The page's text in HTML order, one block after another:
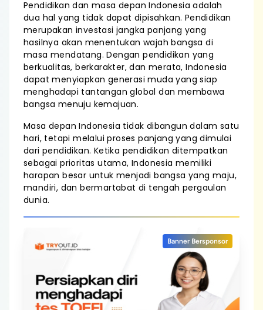
Pendidikan dan masa depan Indonesia adalah
dua hal yang tidak dapat dipisahkan. Pendidikan
merupakan investasi jangka panjang yang
hasilnya akan menentukan wajah bangsa di
masa mendatang. Dengan pendidikan yang
berkualitas, berkarakter, dan merata, Indonesia
dapat menyiapkan generasi muda yang siap
menghadapi tantangan global dan membawa
bangsa menuju kemajuan.
Masa depan Indonesia tidak dibangun dalam satu
hari, tetapi melalui proses panjang yang dimulai
dari pendidikan. Ketika pendidikan ditempatkan
sebagai prioritas utama, Indonesia memiliki
harapan besar untuk menjadi bangsa yang maju,
mandiri, dan bermartabat di tengah pergaulan
dunia.
Banner Bersponsor